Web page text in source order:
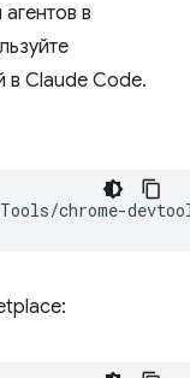
в
в Claude Code.